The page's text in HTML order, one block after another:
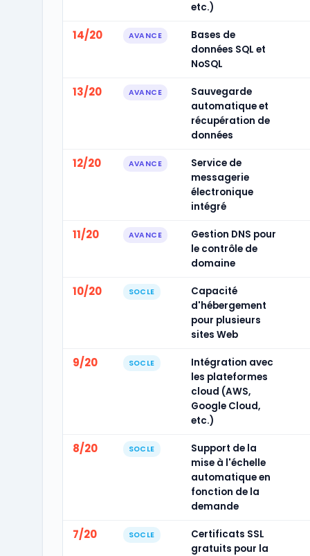
etc.)
14/20 AVANCE
Bases de
données SQL et
NoSQL
13/20 AVANCE
Sauvegarde
automatique et
récupération de
données
12/20 AVANCE
Service de
messagerie
électronique
intégré
11/20 AVANCE
Gestion DNS pour
le contrôle de
domaine
10/20 SOCLE
Capacité
d'hébergement
pour plusieurs
sites Web
9/20 SOCLE
Intégration avec
les plateformes
cloud (AWS,
Google Cloud,
etc.)
8/20 SOCLE
Support de la
mise à l'échelle
automatique en
fonction de la
demande
7/20 SOCLE
Certificats SSL
gratuits pour la